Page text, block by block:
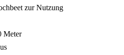
zur Nutzung
Meter